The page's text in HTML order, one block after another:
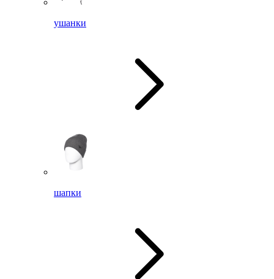
ушанки
шапки